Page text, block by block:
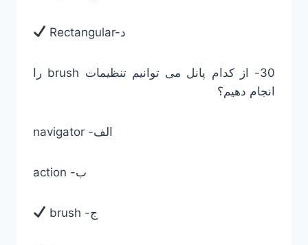
Rectangular-د
30- از کدام پانل می توانیم تنظیمات brush را
انجام دهیم؟
navigator -الف
action -ب
brush -ج